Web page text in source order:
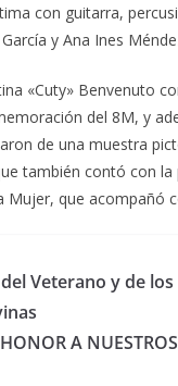
con guitarra,
y Ana Ines
«Cuty» Benvenuto
del 8M, y
de una muestra
también contó con la
Mujer, que acompañó
Veterano y de los
A